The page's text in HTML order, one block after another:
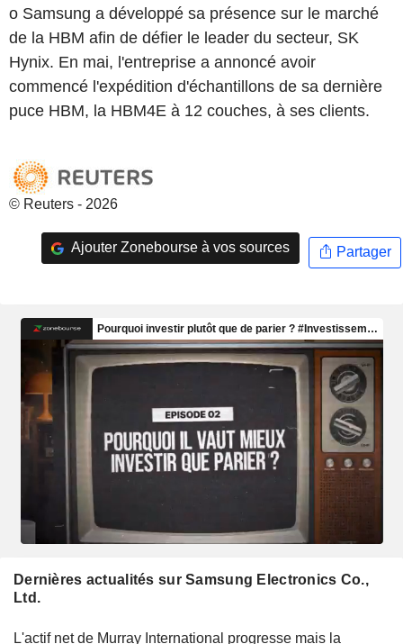
o Samsung a développé sa présence sur le marché
de la HBM afin de défier le leader du secteur, SK
Hynix. En mai, l'entreprise a annoncé avoir
commencé l'expédition d'échantillons de sa dernière
puce HBM, la HBM4E à 12 couches, à ses clients.
© Reuters - 2026
Ajouter Zonebourse à vos sources Partager
Dernières actualités sur Samsung Electronics Co.,
Ltd.
L'actif net de Murray International progresse mais la